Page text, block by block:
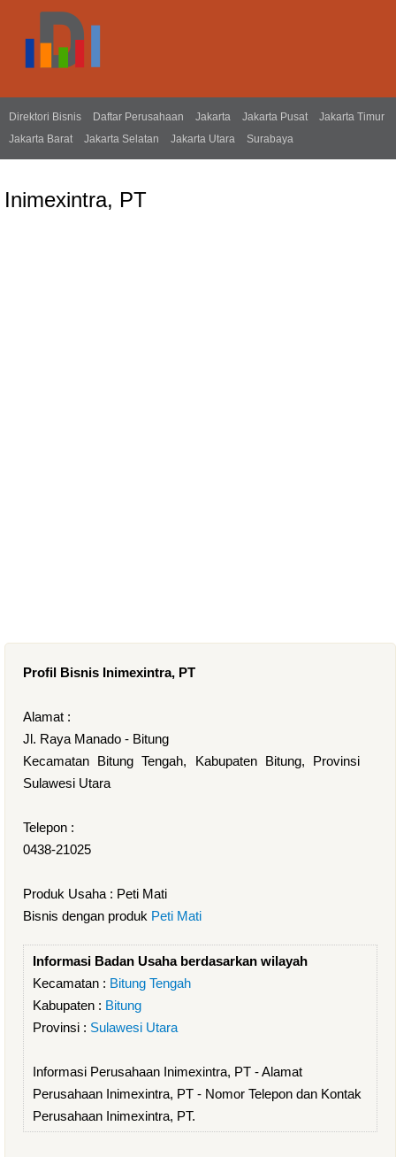
Direktori Bisnis Daftar Perusahaan Jakarta Jakarta Pusat
Jakarta Timur
Jakarta Barat
Jakarta Selatan Jakarta Utara Surabaya
Inimexintra, PT
Profil Bisnis Inimexintra, PT
Alamat :
Jl. Raya Manado - Bitung
Kecamatan Bitung Tengah, Kabupaten Bitung, Provinsi
Sulawesi Utara
Telepon :
0438-21025
Produk Usaha : Peti Mati
Bisnis dengan produk Peti Mati
Informasi Badan Usaha berdasarkan wilayah
Kecamatan : Bitung Tengah
Kabupaten : Bitung
Provinsi : Sulawesi Utara
Informasi Perusahaan Inimexintra, PT - Alamat
Perusahaan Inimexintra, PT - Nomor Telepon dan Kontak
Perusahaan Inimexintra, PT.